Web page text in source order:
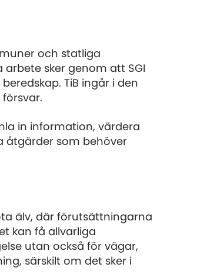
och statliga
sker genom att SGI
TiB ingår i den
in information, värdera
åtgärder som behöver
älv, där förutsättningarna
kan få allvarliga
utan också för vägar,
särskilt om det sker i